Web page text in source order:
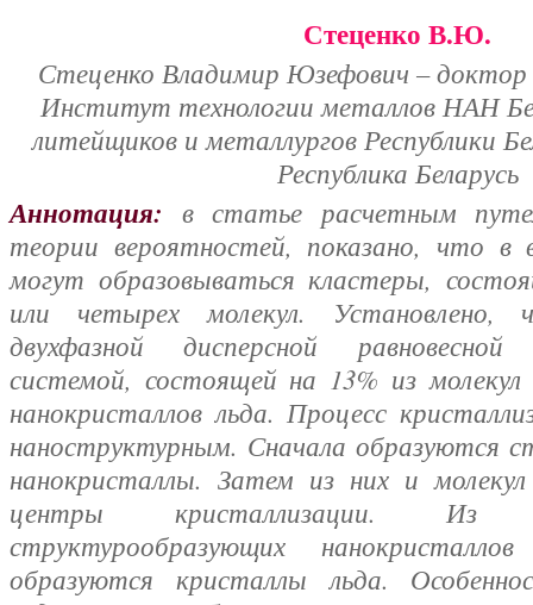
Стеценко В.Ю.
Стеценко Владимир Юзефович – доктор
Институт технологии металлов НАН
литейщиков и металлургов Республики
Республика Беларусь
Аннотация: в статье расчетным
теории вероятностей, показано, что в
могут образовываться кластеры,
или четырех молекул. Установлено,
двухфазной дисперсной равновесной
системой, состоящей на 13% из
нанокристаллов льда. Процесс
наноструктурным. Сначала образуются
нанокристаллы. Затем из них и
центры кристаллизации. Из
структурообразующих
образуются кристаллы льда.